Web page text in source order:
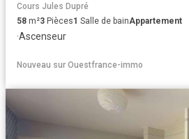
Cours Jules Dupré
58 m²3 Pièces1 Salle de bainAppartement
·Ascenseur
Nouveau sur Ouestfrance-immo